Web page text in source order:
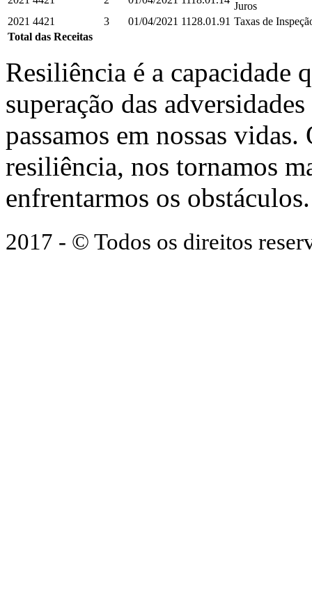
Juros
2021 4421 3 01/04/2021 1128.01.91 Taxas de
Total das Receitas
Resiliência é a capacidade
superação das
passamos em nossas
resiliência, nos tornamos
enfrentarmos os obstáculos.
2017 - © Todos os direitos